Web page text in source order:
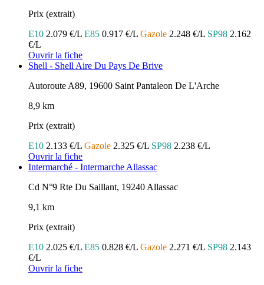
Prix (extrait)
E10 2.079 €/L E85 0.917 €/L Gazole 2.248 €/L SP98 2.162
€/L
Ouvrir la fiche
Shell - Shell Aire Du Pays De Brive
Autoroute A89, 19600 Saint Pantaleon De L'Arche
8,9 km
Prix (extrait)
E10 2.133 €/L Gazole 2.325 €/L SP98 2.238 €/L
Ouvrir la fiche
Intermarché - Intermarche Allassac
Cd N°9 Rte Du Saillant, 19240 Allassac
9,1 km
Prix (extrait)
E10 2.025 €/L E85 0.828 €/L Gazole 2.271 €/L SP98 2.143
€/L
Ouvrir la fiche